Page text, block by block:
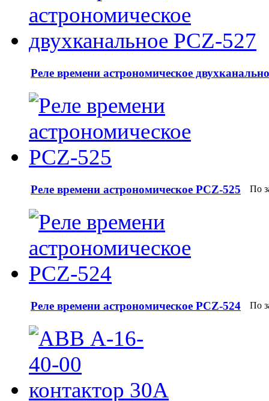
Реле времени астрономическое
Реле времени астрономическое PCZ-525 По
Реле времени астрономическое PCZ-524 По